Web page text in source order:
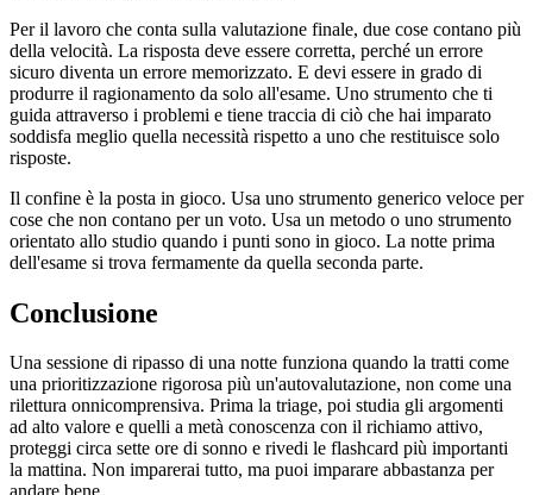
Per il lavoro che conta sulla valutazione finale, due cose contano più
della velocità. La risposta deve essere corretta, perché un errore
sicuro diventa un errore memorizzato. E devi essere in grado di
produrre il ragionamento da solo all'esame. Uno strumento che ti
guida attraverso i problemi e tiene traccia di ciò che hai imparato
soddisfa meglio quella necessità rispetto a uno che restituisce solo
risposte.
Il confine è la posta in gioco. Usa uno strumento generico veloce per
cose che non contano per un voto. Usa un metodo o uno strumento
orientato allo studio quando i punti sono in gioco. La notte prima
dell'esame si trova fermamente da quella seconda parte.
Conclusione
Una sessione di ripasso di una notte funziona quando la tratti come
una prioritizzazione rigorosa più un'autovalutazione, non come una
rilettura onnicomprensiva. Prima la triage, poi studia gli argomenti
ad alto valore e quelli a metà conoscenza con il richiamo attivo,
proteggi circa sette ore di sonno e rivedi le flashcard più importanti
la mattina. Non imparerai tutto, ma puoi imparare abbastanza per